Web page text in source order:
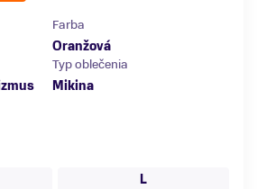
Farba
Oranžová
Typ oblečenia
Mikina
L